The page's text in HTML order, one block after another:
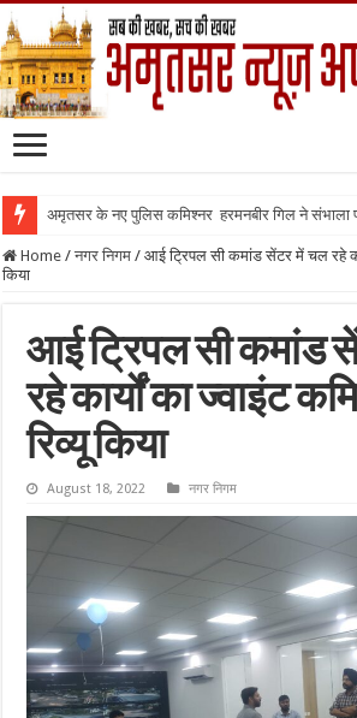
अमृतसर के नए पुलिस कमिश्नर हरमनबीर गिल ने
Home / नगर निगम / आई ट्रिपल सी कमांड सेंटर में चल रहे
किया
आई ट्रिपल सी कमांड
रहे कार्यों का ज्वाइंट
रिव्यू किया
August 18, 2022 नगर निगम